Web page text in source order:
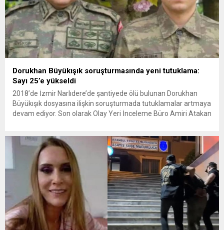
Dorukhan Büyükışık soruşturmasında yeni tutuklama:
Sayı 25’e yükseldi
2018’de İzmir Narlıdere’de şantiyede ölü bulunan Dorukhan
Büyükışık dosyasına ilişkin soruşturmada tutuklamalar artmaya
devam ediyor. Son olarak Olay Yeri İnceleme Büro Amiri Atakan
bulunan Dorukhan Büyükışık’a ilişkin yeniden açılan
soruşturmada tutuklamalar genişliyor. Son olarak dönemin...